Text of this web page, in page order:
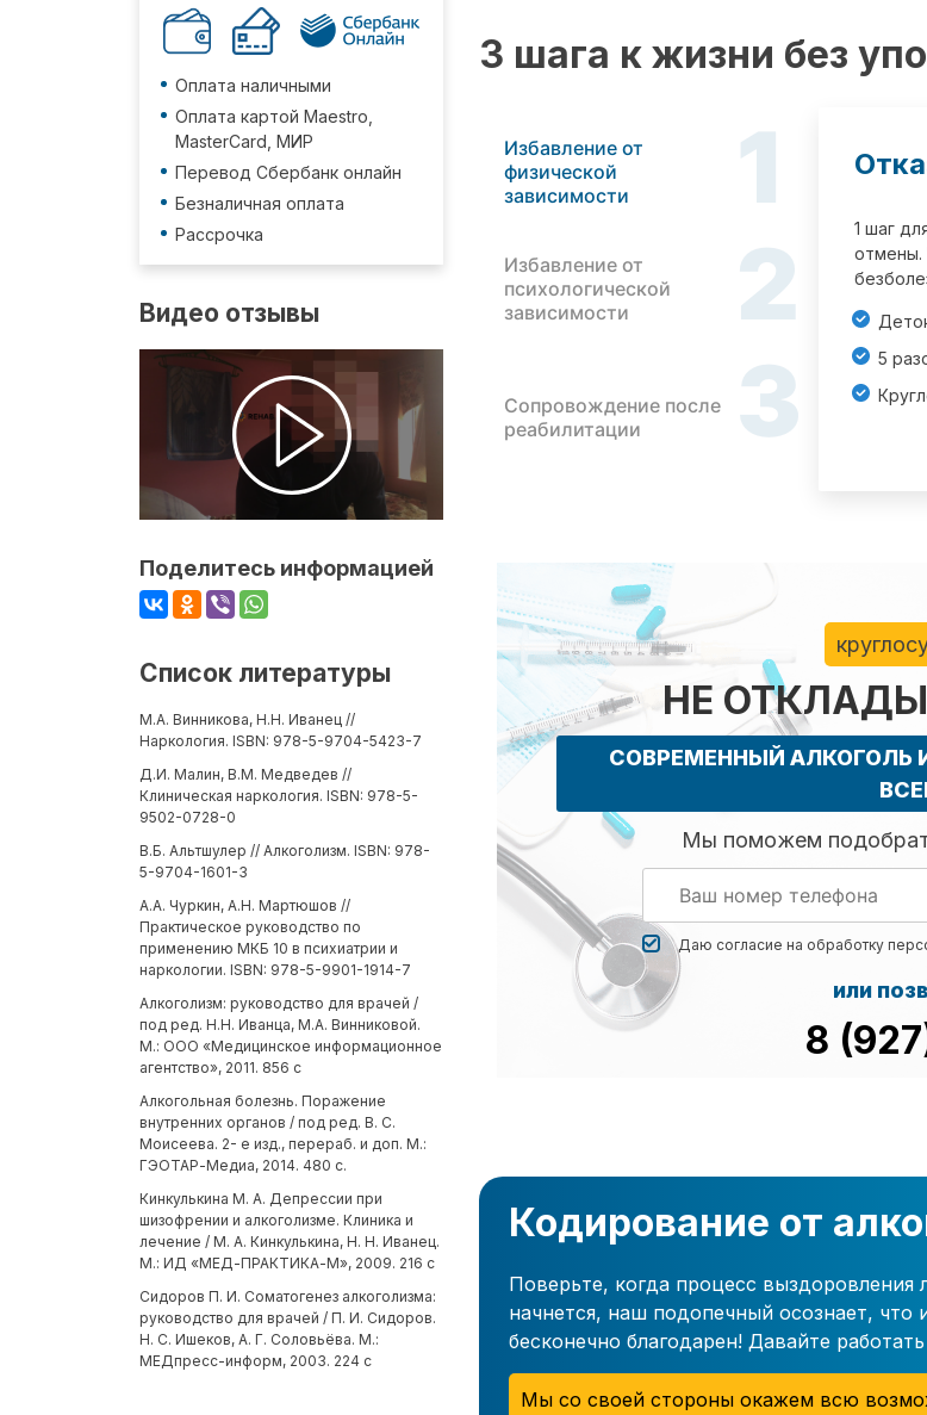
Оплата наличными
Оплата картой Maestro,
MasterCard, МИР
Перевод Сбербанк онлайн
Безналичная оплата
Рассрочка
Видео отзывы
Поделитесь информацией
Список литературы
М.А. Винникова, Н.Н. Иванец //
Наркология. ISBN: 978-5-9704-5423-7
Д.И. Малин, В.М. Медведев //
Клиническая наркология. ISBN: 978-5-
9502-0728-0
В.Б. Альтшулер // Алкоголизм. ISBN: 978-
5-9704-1601-3
А.А. Чуркин, А.Н. Мартюшов //
Практическое руководство по
применению МКБ 10 в психиатрии и
наркологии. ISBN: 978-5-9901-1914-7
Алкоголизм: руководство для врачей /
под ред. Н.Н. Иванца, М.А. Винниковой.
М.: ООО «Медицинское информационное
агентство», 2011. 856 с
Алкогольная болезнь. Поражение
внутренних органов / под ред. В. С.
Моисеева. 2- е изд., перераб. и доп. М.:
ГЭОТАР-Медиа, 2014. 480 с.
Кинкулькина М. А. Депрессии при
шизофрении и алкоголизме. Клиника и
лечение / М. А. Кинкулькина, Н. Н. Иванец.
М.: ИД «МЕД-ПРАКТИКА-М», 2009. 216 с
Сидоров П. И. Соматогенез алкоголизма:
руководство для врачей / П. И. Сидоров.
Н. С. Ишеков, А. Г. Соловьёва. М.:
МЕДпресс-информ, 2003. 224 с
3 шага к жизни без
Избавление от
физической
зависимости
1
Избавление от
психологической
зависимости
2
Сопровождение после
реабилитации
3
1 шаг
отмены.
5
НЕ
СОВРЕМЕННЫЙ АЛКОГОЛЬ
Мы поможем
Даю согласие на обработку
или
8
Кодирование от
Поверьте, когда процесс
начнется, наш подопечный осознает,
бесконечно благодарен! Давайте
Мы со своей стороны окажем всю